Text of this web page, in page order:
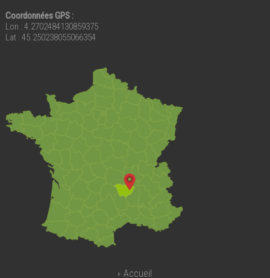
Coordonnées GPS :
Lon : 4.2702484130859375
Lat : 45.250238055066354
Accueil